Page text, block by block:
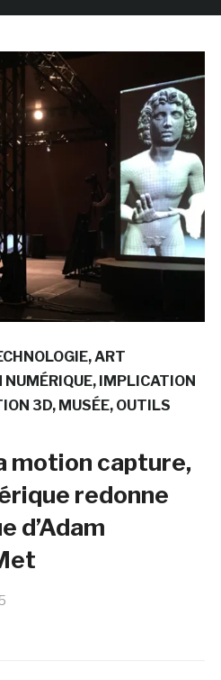
ART
NUMÉRIQUE IMPLICATION
3D MUSÉE OUTILS
motion capture,
redonne
d’Adam